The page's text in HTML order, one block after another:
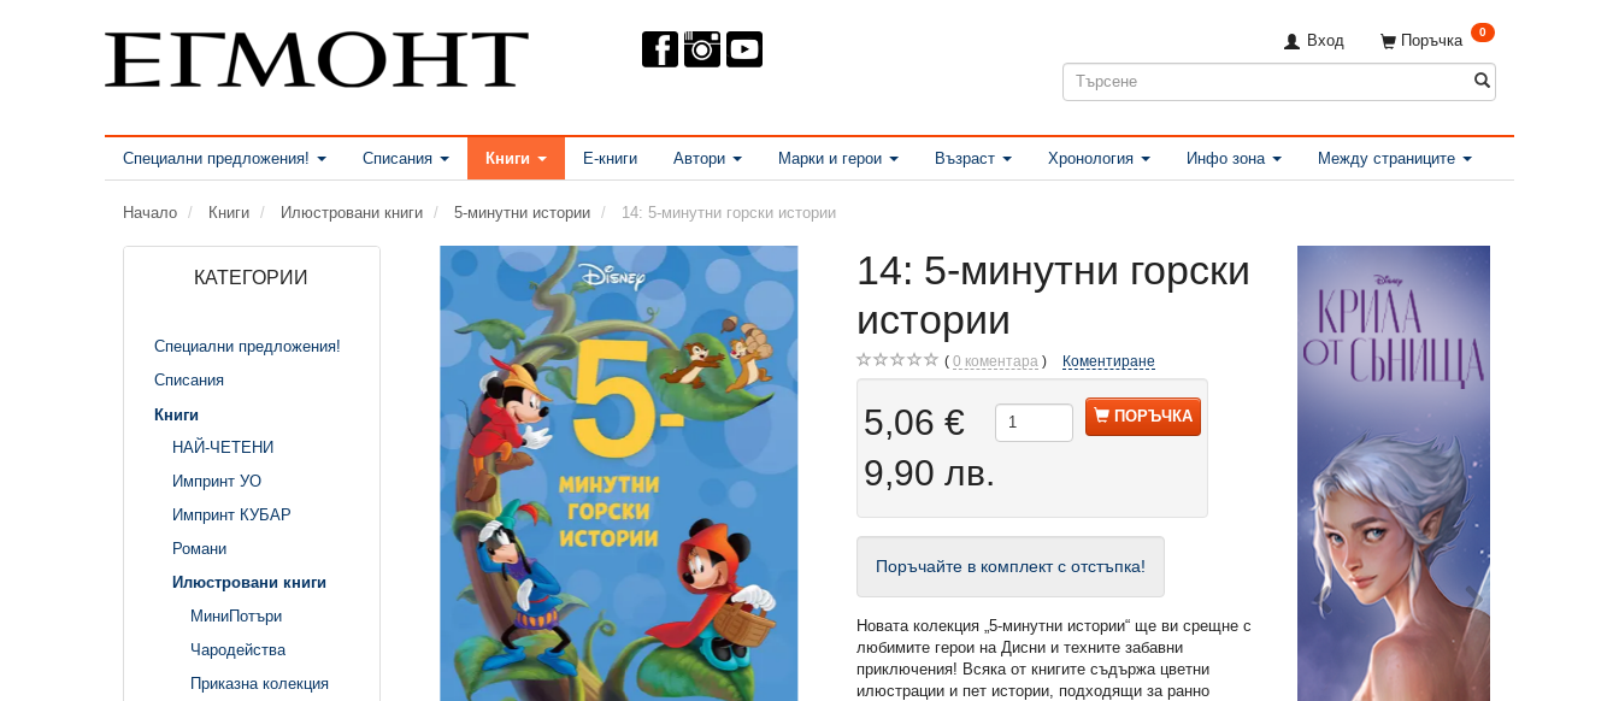
Поръчка 0
Вход
Специални предложения! Списания Книги Е-книги Автори Марки и герои Възраст Хронология Инфо зона Между страниците
Начало Книги Илюстровани книги 5-минутни истории 14: 5-минутни горски истории
КАТЕГОРИИ
Специални предложения!
Списания
Книги
НАЙ-ЧЕТЕНИ
Импринт УО
Импринт КУБАР
Романи
Илюстровани книги
МиниПотъри
Чародейства
Приказна колекция
14: 5-минутни горски
истории
0 коментара Коментиране
5,06 €
9,90 лв.
ПОРЪЧКА
Поръчайте в комплект с отстъпка!
Новата колекция „5-минутни истории“ ще ви срещне с
любимите герои на Дисни и техните забавни
приключения! Всяка от книгите съдържа цветни
илюстрации и пет истории, подходящи за ранно